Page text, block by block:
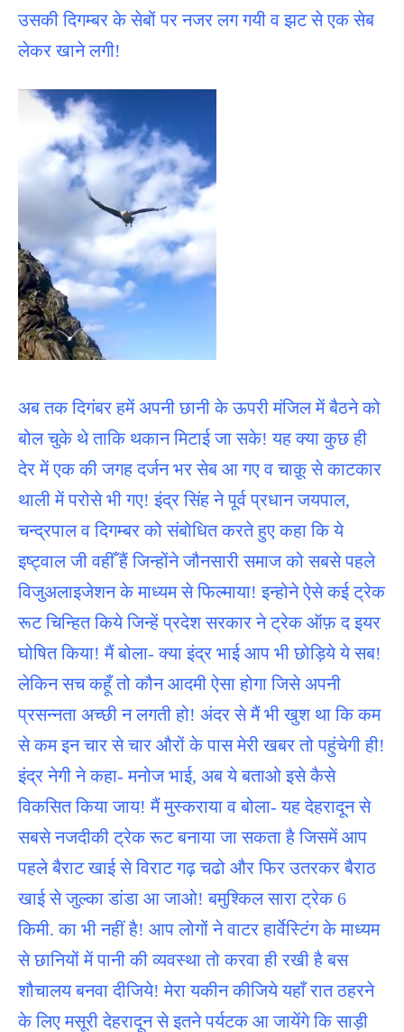
उसकी दिगम्बर के सेबों पर नजर लग गयी व झट से एक सेब
लेकर खाने लगी!
अब तक दिगंबर हमें अपनी छानी के ऊपरी मंजिल में बैठने को
बोल चुके थे ताकि थकान मिटाई जा सके! यह क्या कुछ ही
देर में एक की जगह दर्जन भर सेब आ गए व चाक़ू से काटकार
थाली में परोसे भी गए! इंद्र सिंह ने पूर्व प्रधान जयपाल,
चन्द्रपाल व दिगम्बर को संबोधित करते हुए कहा कि ये
इष्ट्वाल जी वहीँ हैं जिन्होंने जौनसारी समाज को सबसे पहले
विजुअलाइजेशन के माध्यम से फिल्माया! इन्होने ऐसे कई ट्रेक
रूट चिन्हित किये जिन्हें प्रदेश सरकार ने ट्रेक ऑफ़ द इयर
घोषित किया! मैं बोला- क्या इंद्र भाई आप भी छोड़िये ये सब!
लेकिन सच कहूँ तो कौन आदमी ऐसा होगा जिसे अपनी
प्रसन्नता अच्छी न लगती हो! अंदर से मैं भी खुश था कि कम
से कम इन चार से चार औरों के पास मेरी खबर तो पहुंचेगी ही!
इंद्र नेगी ने कहा- मनोज भाई, अब ये बताओ इसे कैसे
विकसित किया जाय! मैं मुस्कराया व बोला- यह देहरादून से
सबसे नजदीकी ट्रेक रूट बनाया जा सकता है जिसमें आप
पहले बैराट खाई से विराट गढ़ चढो और फिर उतरकर बैराठ
खाई से जुल्का डांडा आ जाओ! बमुश्किल सारा ट्रेक 6
किमी. का भी नहीं है! आप लोगों ने वाटर हार्वेस्टिंग के माध्यम
से छानियों में पानी की व्यवस्था तो करवा ही रखी है बस
शौचालय बनवा दीजिये! मेरा यकीन कीजिये यहाँ रात ठहरने
के लिए मसूरी देहरादून से इतने पर्यटक आ जायेंगे कि साड़ी